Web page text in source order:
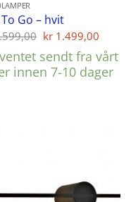
Go – hvit
Opprinnelig
var:
kr 1.599,00.
kr 1.499,00
pris
er:
kr
sendt fra vårt
innen 7-10 dager